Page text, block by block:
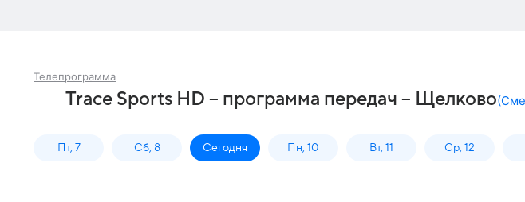
Телепрограмма
Trace Sports HD – программа передач – Щелково(
Пт, 7 Сб, 8 Сегодня Пн, 10 Вт, 11 Ср, 12